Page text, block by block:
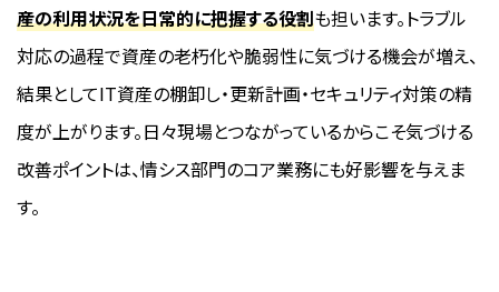
産の利用状況を日常的に把握する役割も担います。トラブル
対応の過程で資産の老朽化や脆弱性に気づける機会が増え、
結果としてIT資産の棚卸し・更新計画・セキュリティ対策の精
度が上がります。日々現場とつながっているからこそ気づける
改善ポイントは、情シス部門のコア業務にも好影響を与えま
す。